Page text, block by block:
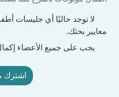
معايير بحثك.
يجب على جميع الأعضاء
اشترك